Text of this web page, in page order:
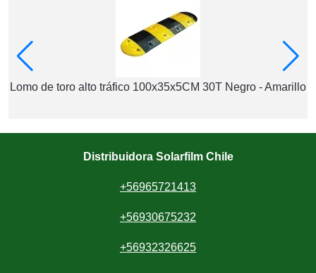
Lomo de toro alto tráfico 100x35x5CM 30T Negro - Amarillo
Distribuidora Solarfilm Chile
+56965721413
+56930675232
+56932326625